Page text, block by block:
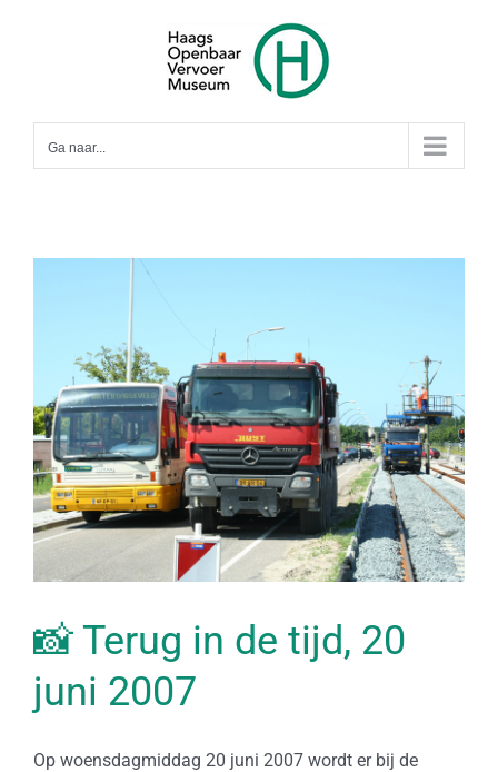
Ga naar...
📸 Terug in de tijd, 20
juni 2007
Op woensdagmiddag 20 juni 2007 wordt er bij de